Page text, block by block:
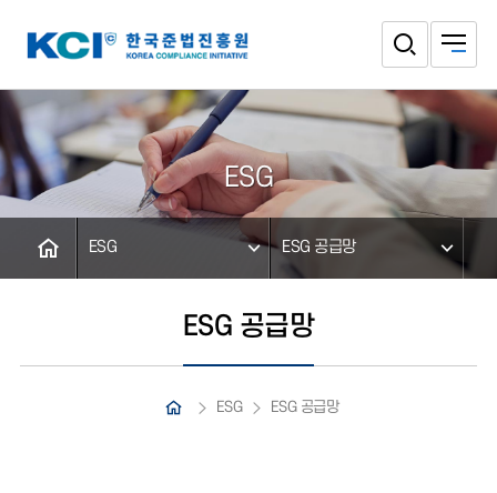
ESG
ESG ESG 공급망
ESG 공급망
ESG ESG 공급망